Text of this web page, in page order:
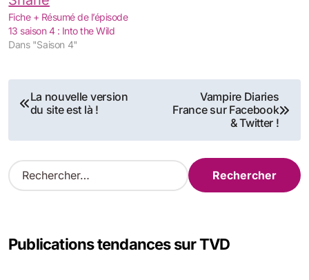
Fiche + Résumé de l’épisode
13 saison 4 : Into the Wild
Dans "Saison 4"
Navigation
l’article
La nouvelle version
du site est là !
Vampire Diaries
France sur Facebook
& Twitter !
R
e
rPublications tendances sur TVD